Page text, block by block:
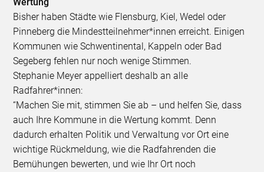
Bisher haben Städte wie Flensburg, Kiel, Wedel oder
Pinneberg die Mindestteilnehmer*innen erreicht. Einigen
Kommunen wie Schwentinental, Kappeln oder Bad
Segeberg fehlen nur noch wenige Stimmen.
Stephanie Meyer appelliert deshalb an alle
Radfahrer*innen:
“Machen Sie mit, stimmen Sie ab – und helfen Sie, dass
auch Ihre Kommune in die Wertung kommt. Denn
dadurch erhalten Politik und Verwaltung vor Ort eine
wichtige Rückmeldung, wie die Radfahrenden die
Bemühungen bewerten, und wie Ihr Ort noch